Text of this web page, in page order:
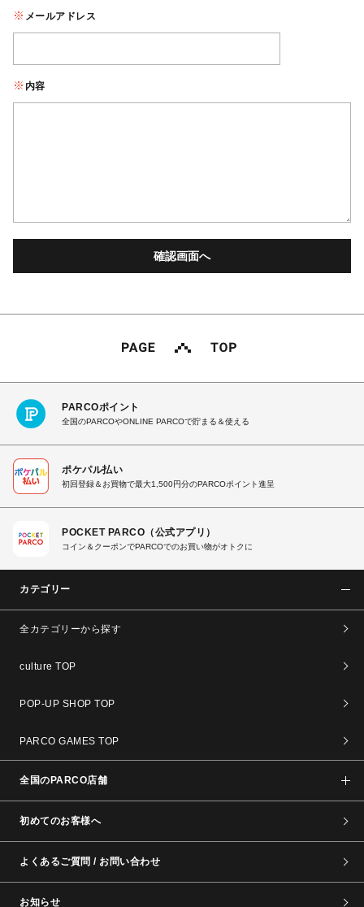
メールアドレス
内容
PARCOポイント
全国のPARCOやONLINE PARCOで貯まる＆使える
ポケパル払い
初回登録＆お買物で最大1,500円分のPARCOポイント進呈
POCKET PARCO（公式アプリ）
コイン＆クーポンでPARCOでのお買い物がオトクに
カテゴリー
全カテゴリーから探す
culture TOP
POP-UP SHOP TOP
PARCO GAMES TOP
全国のPARCO店舗
初めてのお客様へ
よくあるご質問 / お問い合わせ
お知らせ